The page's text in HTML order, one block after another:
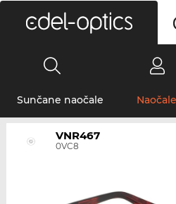
Sunčane naočale Naočale
VNR467
0VC8